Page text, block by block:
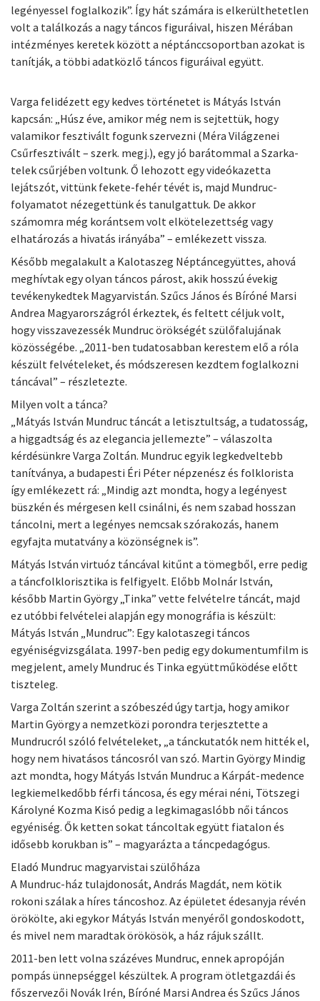
legényessel foglalkozik”. Így hát számára is elkerülthetetlen
volt a találkozás a nagy táncos figuráival, hiszen Mérában
intézményes keretek között a néptánccsoportban azokat is
tanítják, a többi adatközlő táncos figuráival együtt.
Varga felidézett egy kedves történetet is Mátyás István
kapcsán: „Húsz éve, amikor még nem is sejtettük, hogy
valamikor fesztivált fogunk szervezni (Méra Világzenei
Csűrfesztivált – szerk. megj.), egy jó barátommal a Szarka-
telek csűrjében voltunk. Ő lehozott egy videókazetta
lejátszót, vittünk fekete-fehér tévét is, majd Mundruc-
folyamatot nézegettünk és tanulgattuk. De akkor
számomra még korántsem volt elkötelezettség vagy
elhatározás a hivatás irányába” – emlékezett vissza.
Később megalakult a Kalotaszeg Néptáncegyüttes, ahová
meghívtak egy olyan táncos párost, akik hosszú évekig
tevékenykedtek Magyarvistán. Szűcs János és Bíróné Marsi
Andrea Magyarországról érkeztek, és feltett céljuk volt,
hogy visszavezessék Mundruc örökségét szülőfalujának
közösségébe. „2011-ben tudatosabban kerestem elő a róla
készült felvételeket, és módszeresen kezdtem foglalkozni
táncával” – részletezte.
Milyen volt a tánca?
„Mátyás István Mundruc táncát a letisztultság, a tudatosság,
a higgadtság és az elegancia jellemezte” – válaszolta
kérdésünkre Varga Zoltán. Mundruc egyik legkedveltebb
tanítványa, a budapesti Éri Péter népzenész és folklorista
így emlékezett rá: „Mindig azt mondta, hogy a legényest
büszkén és mérgesen kell csinálni, és nem szabad hosszan
táncolni, mert a legényes nemcsak szórakozás, hanem
egyfajta mutatvány a közönségnek is”.
Mátyás István virtuóz táncával kitűnt a tömegből, erre pedig
a táncfolklorisztika is felfigyelt. Előbb Molnár István,
később Martin György „Tinka” vette felvételre táncát, majd
ez utóbbi felvételei alapján egy monográfia is készült:
Mátyás István „Mundruc”: Egy kalotaszegi táncos
egyéniségvizsgálata. 1997-ben pedig egy dokumentumfilm is
megjelent, amely Mundruc és Tinka együttműködése előtt
tiszteleg.
Varga Zoltán szerint a szóbeszéd úgy tartja, hogy amikor
Martin György a nemzetközi porondra terjesztette a
Mundrucról szóló felvételeket, „a tánckutatók nem hitték el,
hogy nem hivatásos táncosról van szó. Martin György Mindig
azt mondta, hogy Mátyás István Mundruc a Kárpát-medence
legkiemelkedőbb férfi táncosa, és egy mérai néni, Tötszegi
Károlyné Kozma Kisó pedig a legkimagaslóbb női táncos
egyéniség. Ők ketten sokat táncoltak együtt fiatalon és
idősebb korukban is” – magyarázta a táncpedagógus.
Eladó Mundruc magyarvistai szülőháza
A Mundruc-ház tulajdonosát, András Magdát, nem kötik
rokoni szálak a híres táncoshoz. Az épületet édesanyja révén
örökölte, aki egykor Mátyás István menyéről gondoskodott,
és mivel nem maradtak örökösök, a ház rájuk szállt.
2011-ben lett volna százéves Mundruc, ennek apropóján
pompás ünnepséggel készültek. A program ötletgazdái és
főszervezői Novák Irén, Bíróné Marsi Andrea és Szűcs János